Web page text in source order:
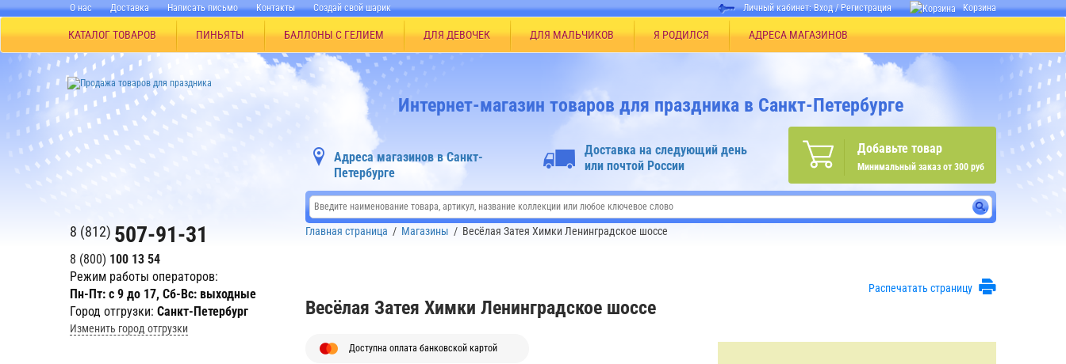
О нас Доставка Написать письмо Контакты Создай свой шарик Личный кабинет:Вход/Регистрация Корзина
КАТАЛОГ ТОВАРОВ ПИНЬЯТЫ БАЛЛОНЫ С ГЕЛИЕМ ДЛЯ ДЕВОЧЕК ДЛЯ МАЛЬЧИКОВ Я РОДИЛСЯ АДРЕСА МАГАЗИНОВ
8 (812) 507-91-31
8 (800) 100 13 54
Режим работы операторов:
Пн-Пт: с 9 до 17, Сб-Вс: выходные
Город отгрузки: Санкт-Петербург
Изменить город отгрузки
Интернет-магазин товаров для праздника в Санкт-Петербурге
Добавьте товар
Минимальный заказ от 300 руб
Адреса магазинов в Санкт-
Петербурге
Доставка на следующий день
или почтой России
Главная страница / Магазины / Весёлая Затея Химки Ленинградское шоссе
Распечатать страницу
Весёлая Затея Химки Ленинградское шоссе
Доступна оплата банковской картой